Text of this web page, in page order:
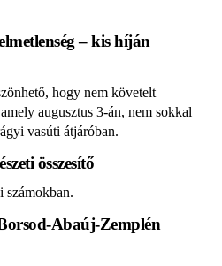
– kis híján
hogy nem követelt
augusztus 3-án, nem sokkal
vasúti átjáróban.
összesítő
számokban.
Abaúj-Zemplén